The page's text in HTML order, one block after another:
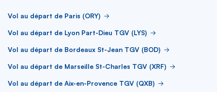
Vol au départ de Paris (ORY)
Vol au départ de Lyon Part-Dieu TGV (LYS)
Vol au départ de Bordeaux St-Jean TGV (BOD)
Vol au départ de Marseille St-Charles TGV (XRF)
Vol au départ de Aix-en-Provence TGV (QXB)